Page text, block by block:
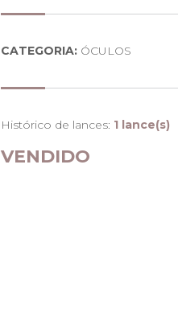
CATEGORIA: ÓCULOS
Histórico de lances: 1 lance(s)
VENDIDO